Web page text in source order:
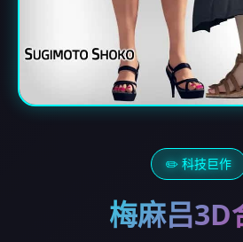
✏️ 科技巨作
梅麻吕3D